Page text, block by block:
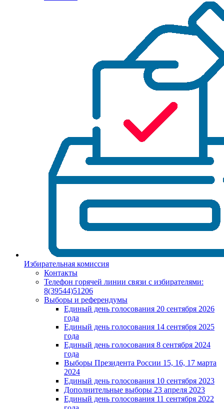
Избирательная комиссия
Контакты
Телефон горячей линии связи с избирателями:
8(39544)51206
Выборы и референдумы
Единый день голосования 20 сентября 2026
года
Единый день голосования 14 сентября 2025
года
Единый день голосования 8 сентября 2024
года
Выборы Президента России 15, 16, 17 марта
2024
Единый день голосования 10 сентября 2023
Дополнительные выборы 23 апреля 2023
Единый день голосования 11 сентября 2022